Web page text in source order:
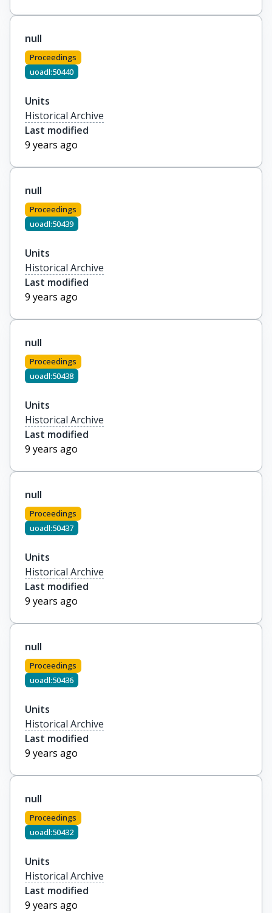
null
Proceedings
uoadl:50440
Units
Historical Archive
Last modified
9 years ago
null
Proceedings
uoadl:50439
Units
Historical Archive
Last modified
9 years ago
null
Proceedings
uoadl:50438
Units
Historical Archive
Last modified
9 years ago
null
Proceedings
uoadl:50437
Units
Historical Archive
Last modified
9 years ago
null
Proceedings
uoadl:50436
Units
Historical Archive
Last modified
9 years ago
null
Proceedings
uoadl:50432
Units
Historical Archive
Last modified
9 years ago